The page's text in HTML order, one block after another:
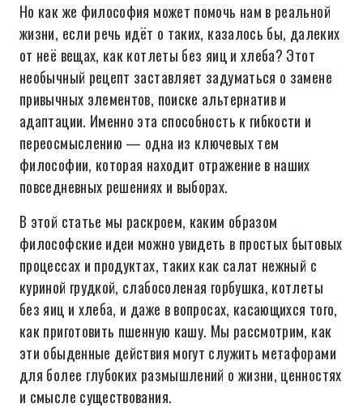
Но как же философия может помочь нам в реальной
жизни, если речь идёт о таких, казалось бы, далеких
от неё вещах, как котлеты без яиц и хлеба? Этот
необычный рецепт заставляет задуматься о замене
привычных элементов, поиске альтернатив и
адаптации. Именно эта способность к гибкости и
переосмыслению — одна из ключевых тем
философии, которая находит отражение в наших
повседневных решениях и выборах.
В этой статье мы раскроем, каким образом
философские идеи можно увидеть в простых бытовых
процессах и продуктах, таких как салат нежный с
куриной грудкой, слабосоленая горбушка, котлеты
без яиц и хлеба, и даже в вопросах, касающихся того,
как приготовить пшенную кашу. Мы рассмотрим, как
эти обыденные действия могут служить метафорами
для более глубоких размышлений о жизни, ценностях
и смысле существования.